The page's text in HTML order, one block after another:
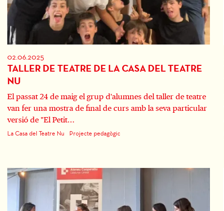
02.06.2025
TALLER DE TEATRE DE LA CASA DEL TEATRE
NU
El passat 24 de maig el grup d'alumnes del taller de teatre
van fer una mostra de final de curs amb la seva particular
versió de "El Petit...
La Casa del Teatre Nu Projecte pedagògic